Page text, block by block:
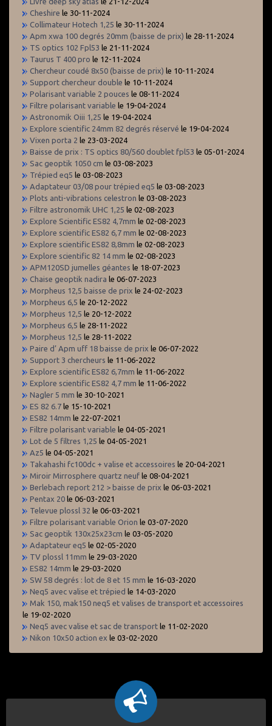
Cheshire le 30-11-2024
Collimateur Hotech 1,25 le 30-11-2024
Apm xwa 100 degrés 20mm (baisse de prix) le 28-11-2024
TS optics 102 Fpl53 le 21-11-2024
Taurus T 400 pro le 12-11-2024
Chercheur coudé 8x50 (baisse de prix) le 10-11-2024
Support chercheur double le 10-11-2024
Polarisant variable 2 pouces le 08-11-2024
Filtre polarisant variable le 19-04-2024
Astronomik Oiii 1,25 le 19-04-2024
Explore scientific 24mm 82 degrés réservé le 19-04-2024
Vixen porta 2 le 23-03-2024
Baisse de prix : TS optics 80/560 doublet fpl53 le 05-01-2024
Sac geoptik 1050 cm le 03-08-2023
Trépied eq5 le 03-08-2023
Adaptateur 03/08 pour trépied eq5 le 03-08-2023
Plots anti-vibrations celestron le 03-08-2023
Filtre astronomik UHC 1,25 le 02-08-2023
Explore Scientific ES82 4,7mm le 02-08-2023
Explore scientific ES82 6,7 mm le 02-08-2023
Explore scientific ES82 8,8mm le 02-08-2023
Explore scientific 82 14 mm le 02-08-2023
APM120SD jumelles géantes le 18-07-2023
Chaise geoptik nadira le 06-07-2023
Morpheus 12,5 baisse de prix le 24-02-2023
Morpheus 6,5 le 20-12-2022
Morpheus 12,5 le 20-12-2022
Morpheus 6,5 le 28-11-2022
Morpheus 12,5 le 28-11-2022
Paire d’ Apm uff 18 baisse de prix le 06-07-2022
Support 3 chercheurs le 11-06-2022
Explore scientific ES82 6,7mm le 11-06-2022
Explore scientific ES82 4,7 mm le 11-06-2022
Nagler 5 mm le 30-10-2021
ES 82 6.7 le 15-10-2021
ES82 14mm le 22-07-2021
Filtre polarisant variable le 04-05-2021
Lot de 5 filtres 1,25 le 04-05-2021
Az5 le 04-05-2021
Takahashi fc100dc + valise et accessoires le 20-04-2021
Miroir Mirrosphere quartz neuf le 08-04-2021
Berlebach report 212 > baisse de prix le 06-03-2021
Pentax 20 le 06-03-2021
Televue plossl 32 le 06-03-2021
Filtre polarisant variable Orion le 03-07-2020
Sac geoptik 130x25x23cm le 03-05-2020
Adaptateur eq5 le 02-05-2020
TV plossl 11mm le 29-03-2020
ES82 14mm le 29-03-2020
SW 58 degrés : lot de 8 et 15 mm le 16-03-2020
Neq5 avec valise et trépied le 14-03-2020
Mak 150, mak150 neq5 et valises de transport et accessoires
le 19-02-2020
Neq5 avec valise et sac de transport le 11-02-2020
Nikon 10x50 action ex le 03-02-2020